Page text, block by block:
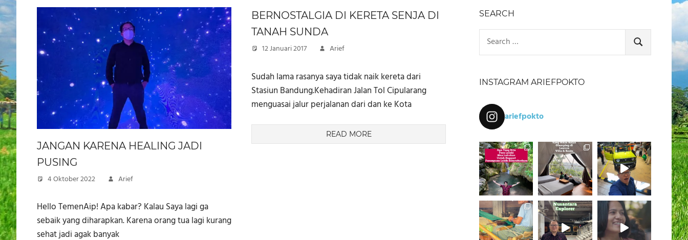
JANGAN KARENA HEALING JADI
PUSING
4 Oktober 2022 Arief
Hello TemenAip! Apa kabar? Kalau Saya lagi ga
sebaik yang diharapkan. Karena orang tua lagi kurang
sehat jadi agak banyak
BERNOSTALGIA DI KERETA SENJA DI
TANAH SUNDA
12 Januari 2017 Arief
Sudah lama rasanya saya tidak naik kereta dari
Stasiun Bandung.Kehadiran Jalan Tol Cipularang
menguasai jalur perjalanan dari dan ke Kota
READ MORE
SEARCH
Search
for:
SEARCH
INSTAGRAM ARIEFPOKTO
ariefpokto